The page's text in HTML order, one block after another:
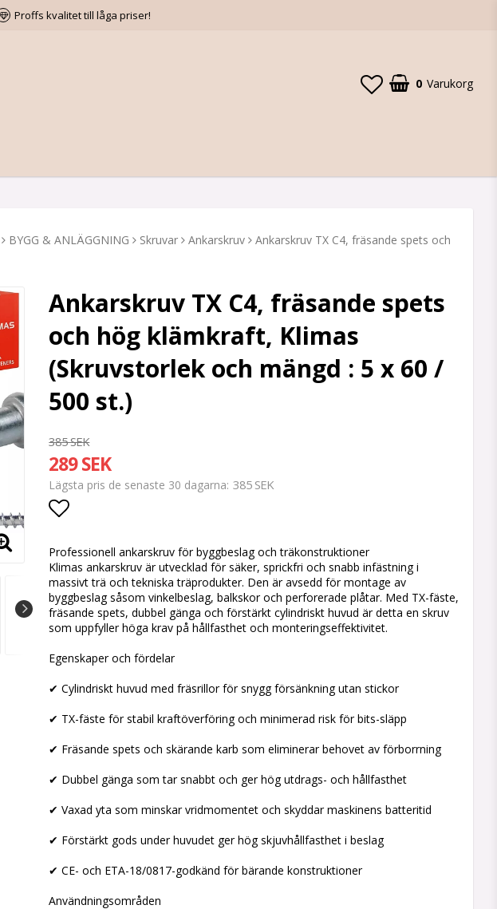
Proffs kvalitet till låga priser!
0 Varukorg
BYGG & ANLÄGGNING Skruvar Ankarskruv
Ankarskruv TX C4, fräsande spets och
Ankarskruv TX C4, fräsande spets
och hög klämkraft, Klimas
(Skruvstorlek och mängd : 5 x 60 /
500 st.)
385 SEK
289 SEK
Lägsta pris de senaste 30 dagarna 385 SEK
Professionell ankarskruv för byggbeslag och träkonstruktioner
Klimas ankarskruv är utvecklad för säker, sprickfri och snabb infästning i
massivt trä och tekniska träprodukter. Den är avsedd för montage av
byggbeslag såsom vinkelbeslag, balkskor och perforerade plåtar. Med TX-fäste,
fräsande spets, dubbel gänga och förstärkt cylindriskt huvud är detta en skruv
som uppfyller höga krav på hållfasthet och monteringseffektivitet.
Egenskaper och fördelar
✔ Cylindriskt huvud med fräsrillor för snygg försänkning utan stickor
✔ TX-fäste för stabil kraftöverföring och minimerad risk för bits-släpp
✔ Fräsande spets och skärande karb som eliminerar behovet av förborrning
✔ Dubbel gänga som tar snabbt och ger hög utdrags- och hållfasthet
✔ Vaxad yta som minskar vridmomentet och skyddar maskinens batteritid
✔ Förstärkt gods under huvudet ger hög skjuvhållfasthet i beslag
✔ CE- och ETA-18/0817-godkänd för bärande konstruktioner
Användningsområden